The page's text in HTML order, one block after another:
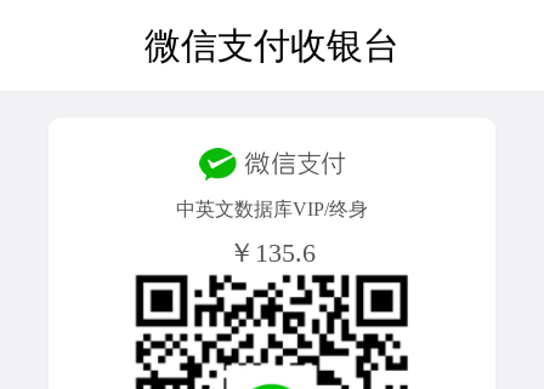
微信支付收银台
中英文数据库VIP/终身
￥135.6